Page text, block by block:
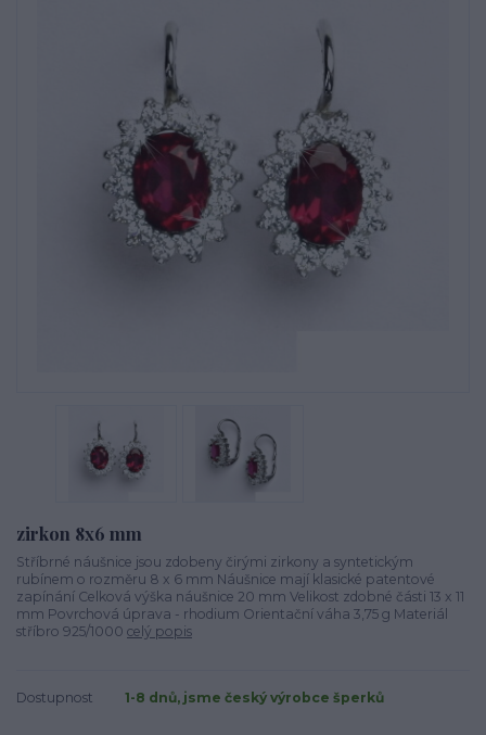
zirkon 8x6 mm
Stříbrné náušnice jsou zdobeny čirými zirkony a syntetickým
rubínem o rozměru 8 x 6 mm Náušnice mají klasické patentové
zapínání Celková výška náušnice 20 mm Velikost zdobné části 13 x 11
mm Povrchová úprava - rhodium Orientační váha 3,75 g Materiál
stříbro 925/1000 celý popis
Dostupnost 1-8 dnů, jsme český výrobce šperků